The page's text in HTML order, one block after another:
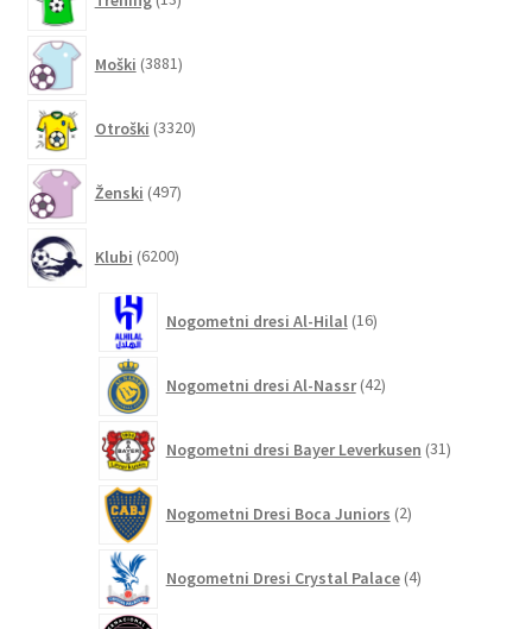
izdelkov
Moški 3881izdelkov
Otroški 3320izdelkov
Ženski 497izdelkov
Klubi 6200izdelkov
Nogometni dresi Al-Hilal 16izdelkov
Nogometni dresi Al-Nassr 42izdelkov
Nogometni dresi Bayer Leverkusen 31izdelkov
Nogometni Dresi Boca Juniors 2izdelka
Nogometni Dresi Crystal Palace 4izdelki